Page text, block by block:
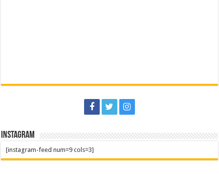
Instagram
[instagram-feed num=9 cols=3]